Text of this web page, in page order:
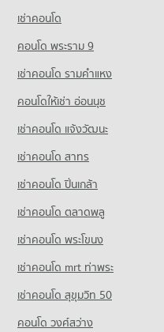
เช่าคอนโด
คอนโด พระราม 9
เช่าคอนโด รามคําแหง
คอนโดให้เช่า อ่อนนุช
เช่าคอนโด แจ้งวัฒนะ
เช่าคอนโด สาทร
เช่าคอนโด ปิ่นเกล้า
เช่าคอนโด ตลาดพลู
เช่าคอนโด พระโขนง
เช่าคอนโด mrt ท่าพระ
เช่าคอนโด สุขุมวิท 50
คอนโด วงศ์สว่าง